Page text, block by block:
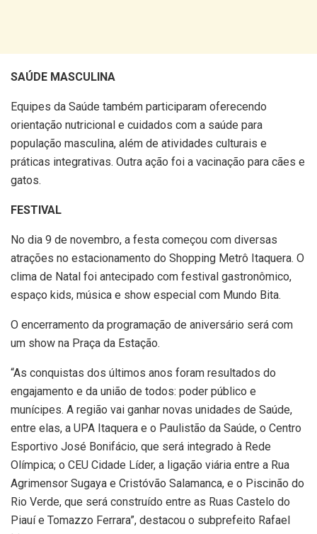
SAÚDE MASCULINA
Equipes da Saúde também participaram oferecendo
orientação nutricional e cuidados com a saúde para
população masculina, além de atividades culturais e
práticas integrativas. Outra ação foi a vacinação para cães e
gatos.
FESTIVAL
No dia 9 de novembro, a festa começou com diversas
atrações no estacionamento do Shopping Metrô Itaquera. O
clima de Natal foi antecipado com festival gastronômico,
espaço kids, música e show especial com Mundo Bita.
O encerramento da programação de aniversário será com
um show na Praça da Estação.
“As conquistas dos últimos anos foram resultados do
engajamento e da união de todos: poder público e
munícipes. A região vai ganhar novas unidades de Saúde,
entre elas, a UPA Itaquera e o Paulistão da Saúde, o Centro
Esportivo José Bonifácio, que será integrado à Rede
Olímpica; o CEU Cidade Líder, a ligação viária entre a Rua
Agrimensor Sugaya e Cristóvão Salamanca, e o Piscinão do
Rio Verde, que será construído entre as Ruas Castelo do
Piauí e Tomazzo Ferrara”, destacou o subprefeito Rafael